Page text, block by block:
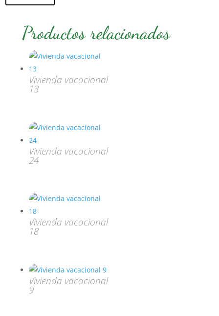
Productos relacionados
Vivienda vacacional
13
Vivienda vacacional
24
Vivienda vacacional
18
Vivienda vacacional
9